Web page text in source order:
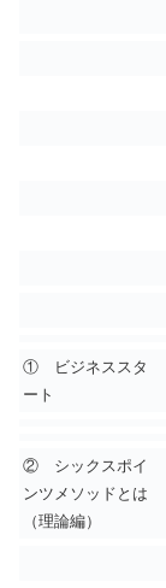
① ビジネススタ
ート
② シックスポイ
ンツメソッドとは
（理論編）